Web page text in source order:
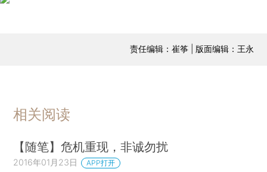
责任编辑：崔筝 | 版面编辑：王永
相关阅读
【随笔】危机重现，非诚勿扰
2016年01月23日 APP打开